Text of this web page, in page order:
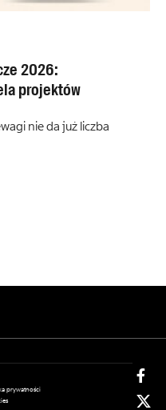
2026:
projektów
nie da już liczba
prywatności